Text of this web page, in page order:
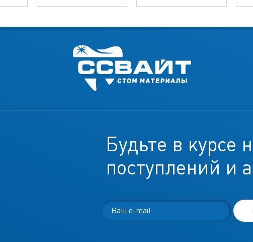
Будьте в курсе
поступлений и